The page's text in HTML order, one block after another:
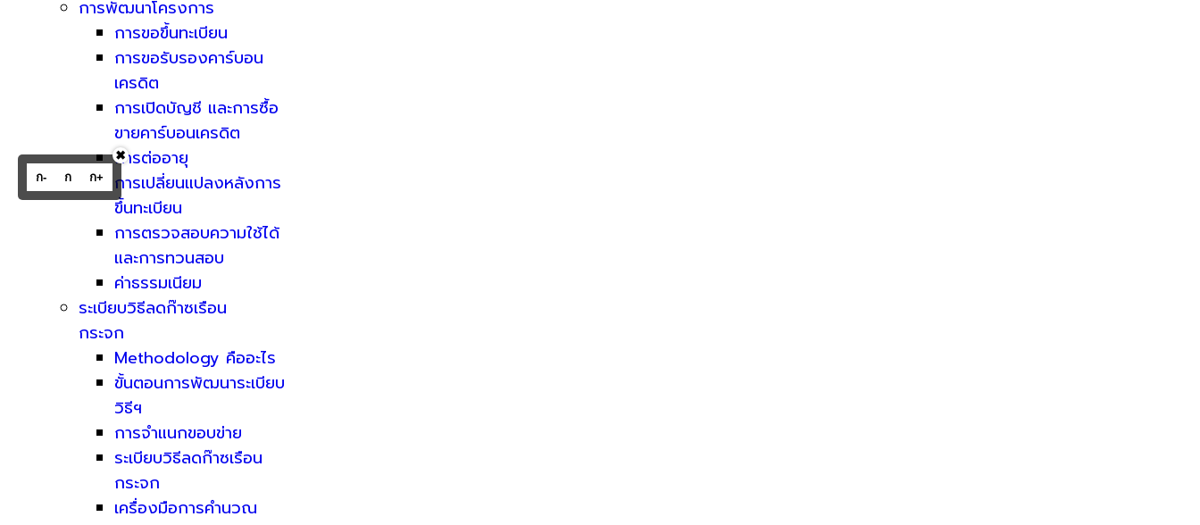
การพัฒนาโครงการ
การขอขึ้นทะเบียน
การขอรับรองคาร์บอน
เครดิต
การเปิดบัญชี และการซื้อ
ขายคาร์บอนเครดิต
การต่ออายุ
การเปลี่ยนแปลงหลังการ
ขึ้นทะเบียน
การตรวจสอบความใช้ได้
และการทวนสอบ
ค่าธรรมเนียม
ระเบียบวิธีลดก๊าซเรือน
กระจก
Methodology คืออะไร
ขั้นตอนการพัฒนาระเบียบ
วิธีฯ
การจำแนกขอบข่าย
ระเบียบวิธีลดก๊าซเรือน
กระจก
เครื่องมือการคำนวณ
ก- ก ก+
✖